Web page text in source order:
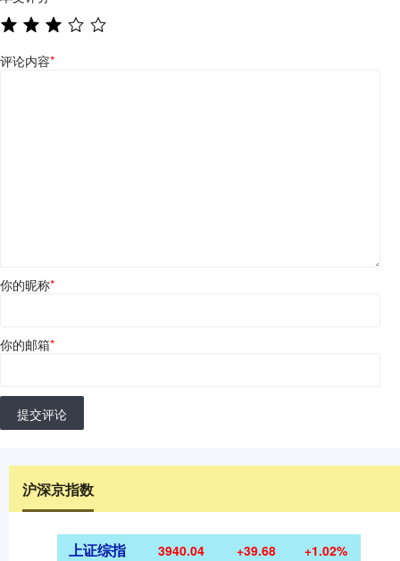
评论内容*
你的昵称*
你的邮箱*
提交评论
沪深京指数
上证综指 3940.04 +39.68 +1.02%